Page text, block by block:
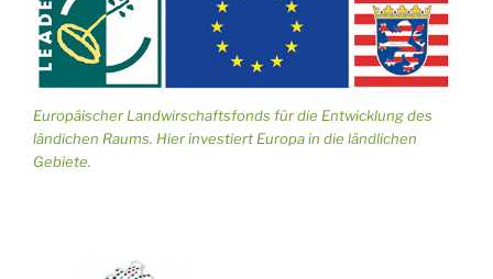
Europäischer Landwirschaftsfonds für die Entwicklung des
ländichen Raums. Hier investiert Europa in die ländlichen
Gebiete.